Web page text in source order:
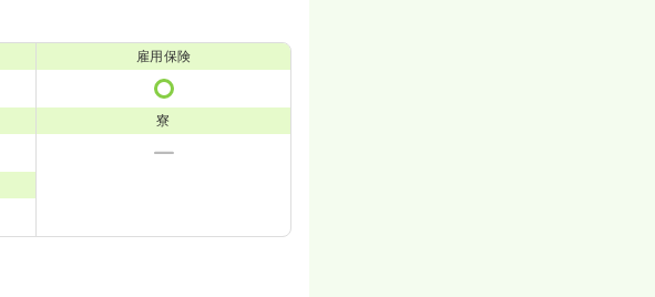
雇用保険
寮